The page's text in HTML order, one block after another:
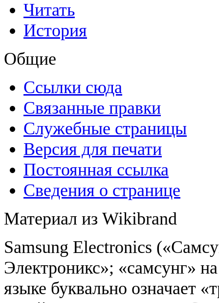
Читать
История
Общие
Ссылки сюда
Связанные правки
Служебные страницы
Версия для печати
Постоянная ссылка
Сведения о странице
Материал из Wikibrand
Samsung Electronics
Электроникс»; «самсунг»
языке буквально означает